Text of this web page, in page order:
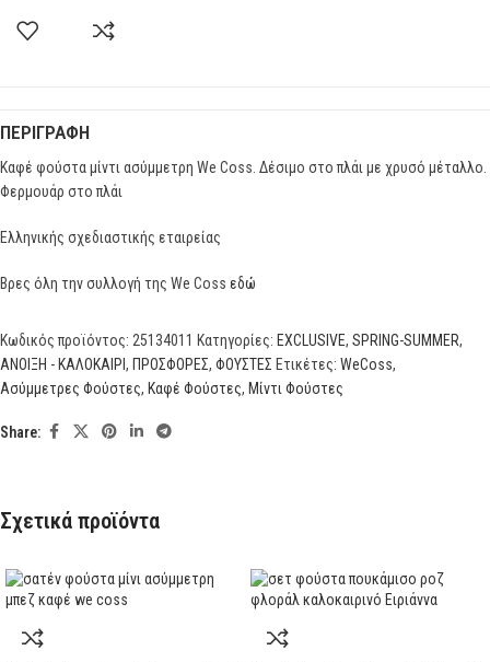
ΠΕΡΙΓΡΑΦΉ
Καφέ φούστα μίντι ασύμμετρη We Coss. Δέσιμο στο πλάι με χρυσό μέταλλο.
Φερμουάρ στο πλάι
Ελληνικής σχεδιαστικής εταιρείας
Βρες όλη την συλλογή της We Coss εδώ
Κωδικός προϊόντος: 25134011 Κατηγορίες: EXCLUSIVE, SPRING-SUMMER,
ΑΝΟΙΞΗ - ΚΑΛΟΚΑΙΡΙ , ΠΡΟΣΦΟΡΕΣ, ΦΟΥΣΤΕΣ Ετικέτες: WeCoss,
Ασύμμετρες Φούστες, Καφέ Φούστες, Μίντι Φούστες
Share:
Σχετικά προϊόντα